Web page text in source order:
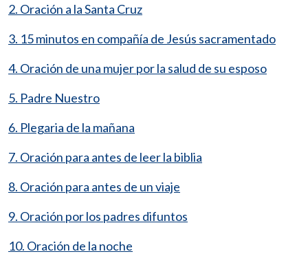
2. Oración a la Santa Cruz
3. 15 minutos en compañía de Jesús sacramentado
4. Oración de una mujer por la salud de su esposo
5. Padre Nuestro
6. Plegaria de la mañana
7. Oración para antes de leer la biblia
8. Oración para antes de un viaje
9. Oración por los padres difuntos
10. Oración de la noche